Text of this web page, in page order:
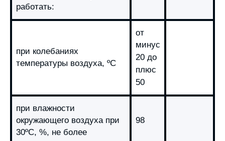
работать:
при колебаниях
температуры воздуха, ºС
от
минус
20 до
плюс
50
при влажности
окружающего воздуха при
30ºС, %, не более
98